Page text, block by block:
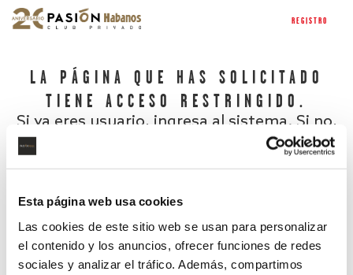
Esta página web usa cookies
Las cookies de este sitio web se usan para personalizar
el contenido y los anuncios, ofrecer funciones de redes
sociales y analizar el tráfico. Además, compartimos
REGISTRO
LA PÁGINA QUE HAS SOLICITADO
TIENE ACCESO RESTRINGIDO.
Si ya eres usuario, ingresa al sistema. Si no,